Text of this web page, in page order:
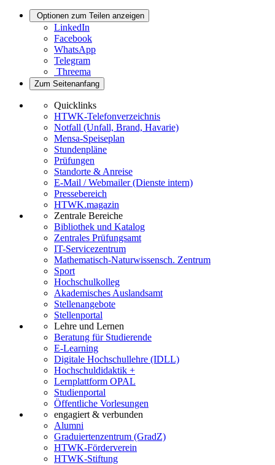
Optionen zum Teilen anzeigen
LinkedIn
Facebook
WhatsApp
Telegram
Threema
Zum Seitenanfang
Quicklinks
HTWK-Telefonverzeichnis
Notfall (Unfall, Brand, Havarie)
Mensa-Speiseplan
Stundenpläne
Prüfungen
Standorte & Anreise
E-Mail / Webmailer (Dienste intern)
Pressebereich
HTWK.magazin
Zentrale Bereiche
Bibliothek und Katalog
Zentrales Prüfungsamt
IT-Servicezentrum
Mathematisch-Naturwissensch. Zentrum
Sport
Hochschulkolleg
Akademisches Auslandsamt
Stellenangebote
Stellenportal
Lehre und Lernen
Beratung für Studierende
E-Learning
Digitale Hochschullehre (IDLL)
Hochschuldidaktik +
Lernplattform OPAL
Studienportal
Öffentliche Vorlesungen
engagiert & verbunden
Alumni
Graduiertenzentrum (GradZ)
HTWK-Förderverein
HTWK-Stiftung